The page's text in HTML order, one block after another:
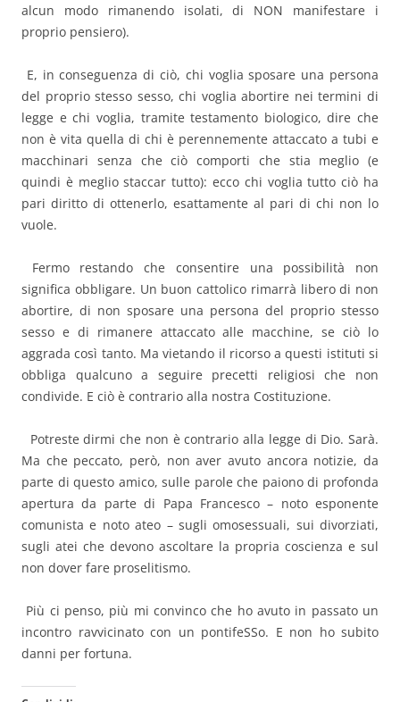
alcun modo rimanendo isolati, di NON manifestare i
proprio pensiero).
E, in conseguenza di ciò, chi voglia sposare una persona
del proprio stesso sesso, chi voglia abortire nei termini di
legge e chi voglia, tramite testamento biologico, dire che
non è vita quella di chi è perennemente attaccato a tubi e
macchinari senza che ciò comporti che stia meglio (e
quindi è meglio staccar tutto): ecco chi voglia tutto ciò ha
pari diritto di ottenerlo, esattamente al pari di chi non lo
vuole.
Fermo restando che consentire una possibilità non
significa obbligare. Un buon cattolico rimarrà libero di non
abortire, di non sposare una persona del proprio stesso
sesso e di rimanere attaccato alle macchine, se ciò lo
aggrada così tanto. Ma vietando il ricorso a questi istituti si
obbliga qualcuno a seguire precetti religiosi che non
condivide. E ciò è contrario alla nostra Costituzione.
Potreste dirmi che non è contrario alla legge di Dio. Sarà.
Ma che peccato, però, non aver avuto ancora notizie, da
parte di questo amico, sulle parole che paiono di profonda
apertura da parte di Papa Francesco – noto esponente
comunista e noto ateo – sugli omosessuali, sui divorziati,
sugli atei che devono ascoltare la propria coscienza e sul
non dover fare proselitismo.
Più ci penso, più mi convinco che ho avuto in passato un
incontro ravvicinato con un pontifeSSo. E non ho subito
danni per fortuna.